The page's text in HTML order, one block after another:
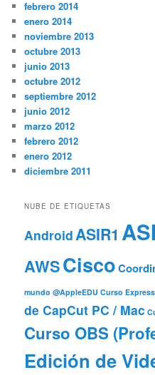
febrero 2014
enero 2014
noviembre 2013
octubre 2013
junio 2013
octubre 2012
septiembre 2012
junio 2012
marzo 2012
febrero 2012
enero 2012
diciembre 2011
NUBE DE ETIQUETAS
AndroidASIR1
AWSCisco
mundo @AppleEDU Curso
de CapCut PC / Mac
Curso OBS
Edición de